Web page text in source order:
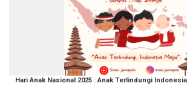
Hari Anak Nasional 2025 : Anak Terlindungi